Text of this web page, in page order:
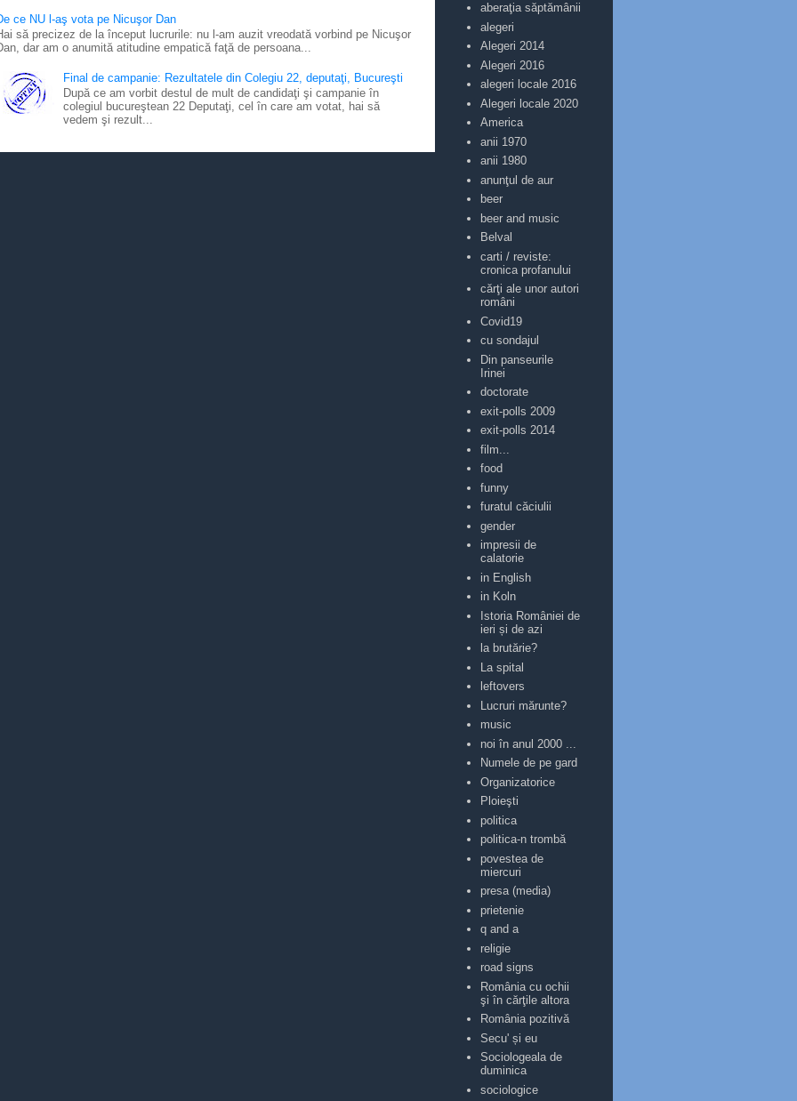
ce NU l-aş vota pe Nicuşor Dan
să precizez de la început lucrurile: nu l-am auzit vreodată vorbind pe Nicuşor
dar am o anumită atitudine empatică faţă de persoana...
Final de campanie: Rezultatele din Colegiu 22, deputaţi, Bucureşti
După ce am vorbit destul de mult de candidaţi şi campanie în
colegiul bucureştean 22 Deputaţi, cel în care am votat, hai să
vedem şi rezult...
aberaţia săptămânii
alegeri
Alegeri 2014
Alegeri 2016
alegeri locale 2016
Alegeri locale 2020
America
anii 1970
anii 1980
anunţul de aur
beer
beer and music
Belval
carti / reviste:
cronica profanului
cărţi ale unor autori
români
Covid19
cu sondajul
Din panseurile
Irinei
doctorate
exit-polls 2009
exit-polls 2014
film...
food
funny
furatul căciulii
gender
impresii de
calatorie
in English
in Koln
Istoria României de
ieri și de azi
la brutărie?
La spital
leftovers
Lucruri mărunte?
music
noi în anul 2000 ...
Numele de pe gard
Organizatorice
Ploieşti
politica
politica-n trombă
povestea de
miercuri
presa (media)
prietenie
q and a
religie
road signs
România cu ochii
şi în cărţile altora
România pozitivă
Secu' și eu
Sociologeala de
duminica
sociologice